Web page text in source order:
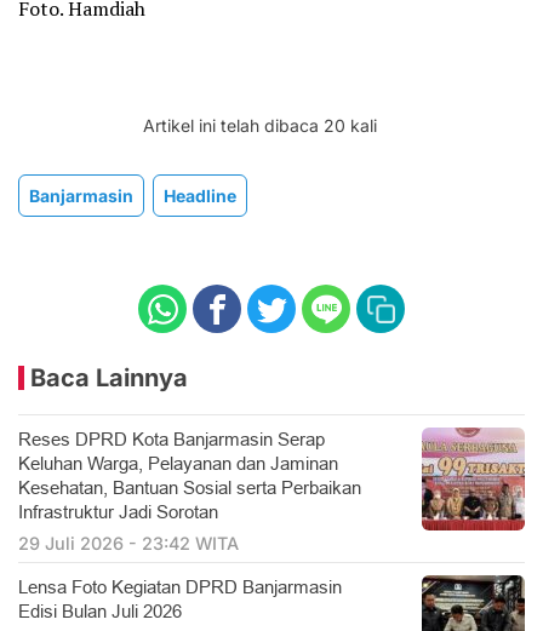
Foto. Hamdiah
Artikel ini telah dibaca 20 kali
Banjarmasin Headline
Baca Lainnya
Reses DPRD Kota Banjarmasin Serap
Keluhan Warga, Pelayanan dan Jaminan
Kesehatan, Bantuan Sosial serta Perbaikan
Infrastruktur Jadi Sorotan
29 Juli 2026 - 23:42 WITA
Lensa Foto Kegiatan DPRD Banjarmasin
Edisi Bulan Juli 2026